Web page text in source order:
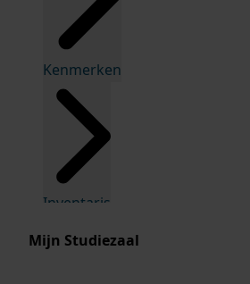
Kenmerken
Inventaris
Mijn Studiezaal